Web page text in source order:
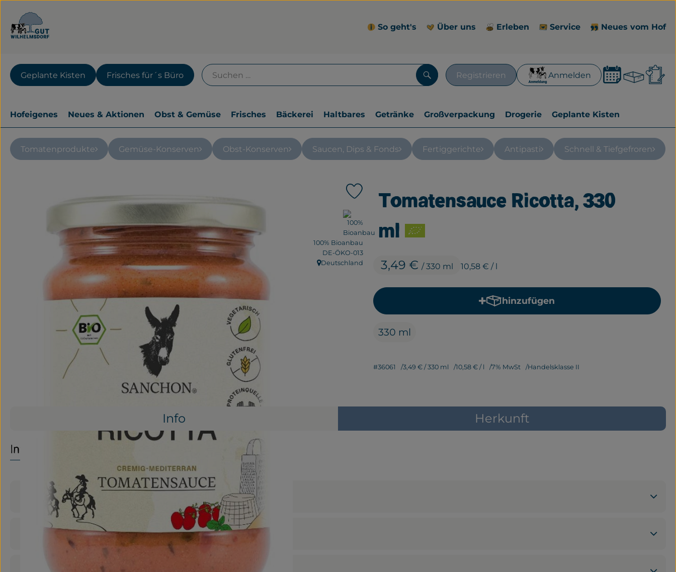
So geht's Über uns Erleben Service Neues vom Hof
Registrieren Anmelden
Suchen
Geplante Kisten Frisches für´s Büro
Hofeigenes Neues & Aktionen Obst & Gemüse Frisches Bäckerei Haltbares Getränke Großverpackung Drogerie Geplante Kisten
Tomatenprodukte Gemüse-Konserven Obst-Konserven Saucen, Dips & Fonds Fertiggerichte Antipasti Schnell & Tiefgefroren
Tomatensauce Ricotta, 330
ml
3,49 € / 330 ml 10,58 € / l
Produkt zu Favouriten hinzufügen
, Verband:
100% Bioanbau
, Kontrollstelle:
DE-ÖKO-013
, Herkunft:
Deutschland
hinzufügen
Produkt zum Warenkorb hinzufügen
330 ml
#36061 3,49 € / 330 ml 10,58 € / l 7% MwSt Handelsklasse II
Info Herkunft
Info
Produktinformationen